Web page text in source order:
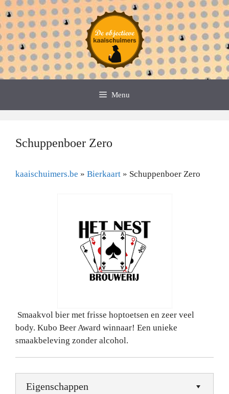
Spring
naar
de
inhoud
Menu
Schuppenboer Zero
kaaischuimers.be » Bierkaart » Schuppenboer Zero
Smaakvol bier met frisse hoptoetsen en zeer veel
body. Kubo Beer Award winnaar! Een unieke
smaakbeleving zonder alcohol.
Eigenschappen